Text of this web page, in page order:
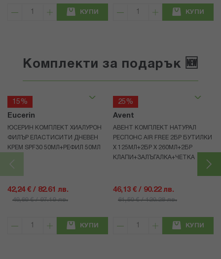
КУПИ КУПИ
Комплекти за подарък 🆕
15%
Eucerin
ЮСЕРИН КОМПЛЕКТ ХИАЛУРОН
ФИЛЪР ЕЛАСТИСИТИ ДНЕВЕН
КРЕМ SPF30 50МЛ+РЕФИЛ 50МЛ
42,24 € / 82.61 лв.
49,69 € / 97.19 лв.
КУПИ
25%
Avent
АВЕНТ КОМПЛЕКТ НАТУРАЛ
РЕСПОНС AIR FREE 2БР БУТИЛКИ
Х 125МЛ+2БР Х 260МЛ+2БР
КЛАПИ+ЗАЛЪГАЛКА+ЧЕТКА
46,13 € / 90.22 лв.
61,50 € / 120.28 лв.
КУПИ